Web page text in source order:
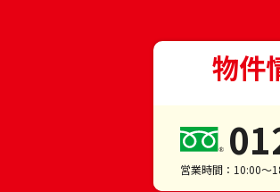
物件
営業時間：10:00～